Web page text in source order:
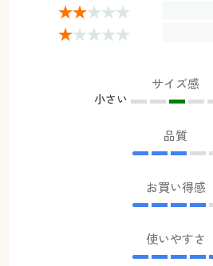
サイズ感
小さい
品質
お買い得感
使いやすさ